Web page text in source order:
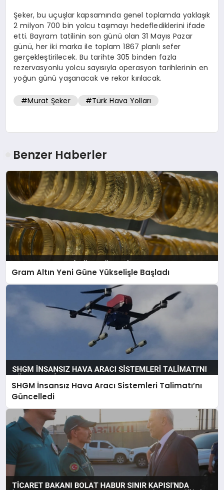
Şeker, bu uçuşlar kapsamında genel toplamda yaklaşık
2 milyon 700 bin yolcu taşımayı hedeflediklerini ifade
etti. Bayram tatilinin son günü olan 31 Mayıs Pazar
günü, her iki marka ile toplam 1867 planlı sefer
gerçekleştirilecek. Bu tarihte 305 binden fazla
rezervasyonlu yolcu sayısıyla operasyon tarihlerinin en
yoğun günü yaşanacak ve rekor kırılacak.
#Murat Şeker #Türk Hava Yolları
Benzer Haberler
Gram Altın Yeni Güne Yükselişle Başladı
SHGM İnsansız Hava Aracı Sistemleri Talimatı’nı
Güncelledi